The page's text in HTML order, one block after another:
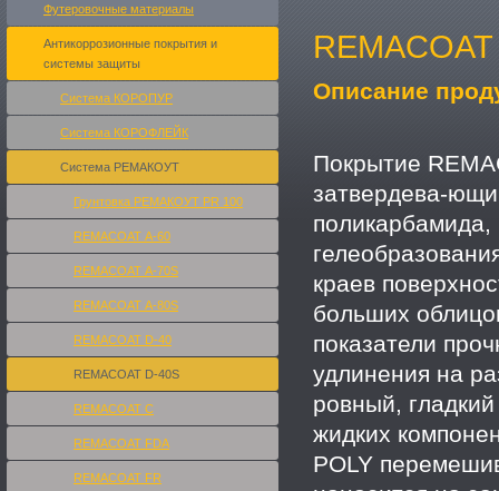
Описание
Покрытие
затвердева-
краев
больших
показатели
удлинения на
ровный,
жидких
POLY
Футеровочные материалы
Антикоррозионные покрытия и
системы защиты
Система КОРОПУР
Система КОРОФЛЕЙК
Система РЕМАКОУТ
Грунтовка РЕМАКОУТ PR 100
REMACOAT А-60
REMACOAT А-70S
REMACOAT А-80S
REMACOAT D-40
REMACOAT D-40S
REMACOAT С
REMACOAT FDA
REMACOAT FR